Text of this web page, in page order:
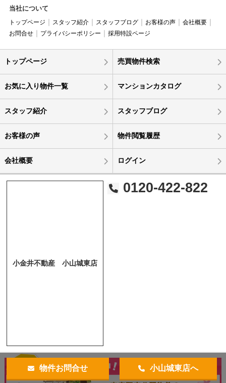
物件お問合せ 小山城東店へ
当社について
トップページ スタッフ紹介 スタッフブログ お客様の声
会社概要
お問合せ
プライバシーポリシー 採用特設ページ
トップページ 売買物件検索
お気に入り物件一覧 マンションカタログ
スタッフ紹介 スタッフブログ
お客様の声 物件閲覧履歴
会社概要 ログイン
小金井不動産 小山城東店
0120-422-822